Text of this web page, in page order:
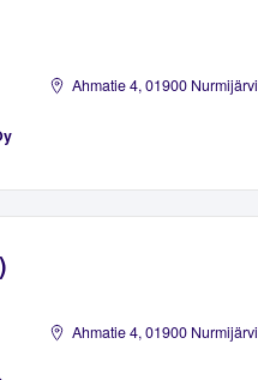
Ahmatie 4, 01900 Nurmijärvi
Ahmatie 4, 01900 Nurmijärvi